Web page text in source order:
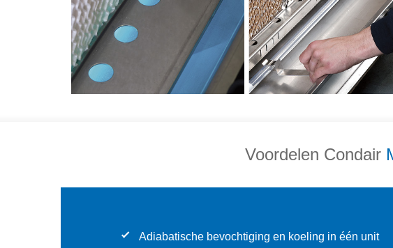
Voordelen Condair
Adiabatische bevochtiging en koeling in één unit